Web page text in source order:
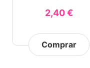
2,40 €
Comprar